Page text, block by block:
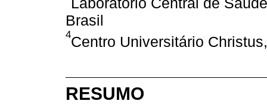
Brasil
4Centro Universitário
RESUMO